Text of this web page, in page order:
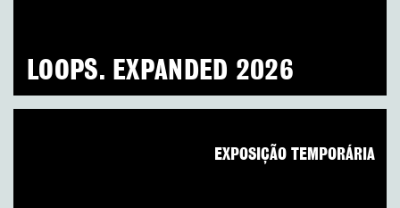
LOOPS. EXPANDED 2026
EXPOSIÇÃO TEMPORÁRIA